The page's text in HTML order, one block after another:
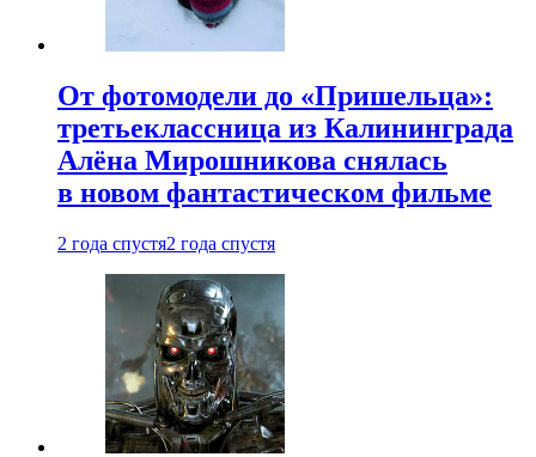
От фотомодели до «Пришельца»:
третьеклассница из Калининграда
Алёна Мирошникова снялась
в новом фантастическом фильме
2 года спустя2 года спустя